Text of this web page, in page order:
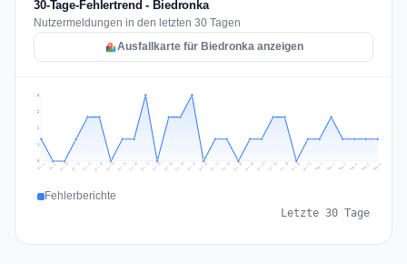
30-Tage-Fehlertrend - Biedronka
Nutzermeldungen in den letzten 30 Tagen
Ausfallkarte für Biedronka anzeigen
1
2
2
3
Jul 8 Jul 9 Jul 10 Jul 11 Jul 12 Jul 13 Jul 14 Jul 15 Jul 16 Jul 17 Jul 18 Jul 19 Jul 20 Jul 21 Jul 22 Jul 23 Jul 24 Jul 25 Jul 26 Jul 27 Jul 28 Jul 29 Jul 30 Jul 31 Aug 1 Aug 2 Aug 3 Aug 4 Aug 5 Aug 6
Fehlerberichte
Letzte 30 Tage